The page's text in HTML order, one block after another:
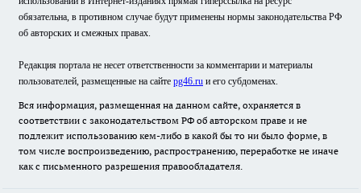
обязательна, в противном случае будут применены нормы законодательства РФ
об авторских и смежных правах.
Редакция портала не несет ответственности за комментарии и материалы
пользователей, размещенные на сайте pg46.ru и его субдоменах.
Вся информация, размещенная на данном сайте, охраняется в
соответствии с законодательством РФ об авторском праве и не
подлежит использованию кем-либо в какой бы то ни было форме, в
том числе воспроизведению, распространению, переработке не иначе
как с письменного разрешения правообладателя.